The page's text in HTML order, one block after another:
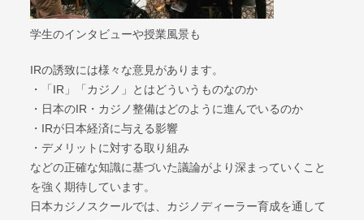
学生のインタビューや授業風景も
IRの誘致には様々な意見があります。
・「IR」「カジノ」とはどういうものなのか
・日本のIR・カジノ整備はどのように進んでいるのか
・IRが日本経済に与える影響
・デメリットに対する取り組み
などの正確な知識に基づいた議論がより深まっていくこと
を強く期待しています。
日本カジノスクールでは、カジノディーラー育成を通して